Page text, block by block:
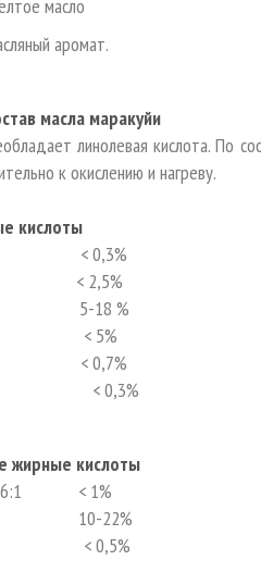
масло
аромат.
масла маракуйи
линолевая кислота. По
к окислению и нагреву.
кислоты
< 0,3%
< 2,5%
5-18 %
< 5%
< 0,7%
< 0,3%
жирные кислоты
С16:1 < 1%
10-22%
< 0,5%